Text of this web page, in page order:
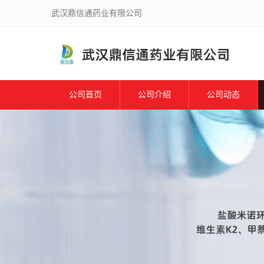
武汉鼎信通药业有限公司
公司首页 公司介绍 公司动态